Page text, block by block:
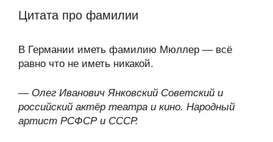
Цитата про фамилии
В Германии иметь фамилию Мюллер — всё
равно что не иметь никакой.
— Олег Иванович Янковский Советский и
российский актёр театра и кино. Народный
артист РСФСР и СССР.